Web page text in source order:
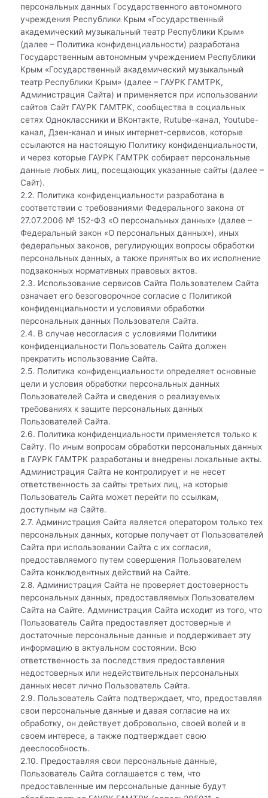
персональных данных Государственного автономного
учреждения Республики Крым «Государственный
академический музыкальный театр Республики Крым»
(далее – Политика конфиденциальности) разработана
Государственным автономным учреждением Республики
Крым «Государственный академический музыкальный
театр Республики Крым» (далее – ГАУРК ГАМТРК,
Администрация Сайта) и применяется при использовании
сайтов Сайт ГАУРК ГАМТРК, сообщества в социальных
сетях Одноклассники и ВКонтакте, Rutube-канал, Youtube-
канал, Дзен-канал и иных интернет-сервисов, которые
ссылаются на настоящую Политику конфиденциальности,
и через которые ГАУРК ГАМТРК собирает персональные
данные любых лиц, посещающих указанные сайты (далее –
Сайт).
2.2. Политика конфиденциальности разработана в
соответствии с требованиями Федерального закона от
27.07.2006 № 152-ФЗ «О персональных данных» (далее –
Федеральный закон «О персональных данных»), иных
федеральных законов, регулирующих вопросы обработки
персональных данных, а также принятых во их исполнение
подзаконных нормативных правовых актов.
2.3. Использование сервисов Сайта Пользователем Сайта
означает его безоговорочное согласие с Политикой
конфиденциальности и условиями обработки
персональных данных Пользователя Сайта.
2.4. В случае несогласия с условиями Политики
конфиденциальности Пользователь Сайта должен
прекратить использование Сайта.
2.5. Политика конфиденциальности определяет основные
цели и условия обработки персональных данных
Пользователей Сайта и сведения о реализуемых
требованиях к защите персональных данных
Пользователей Сайта.
2.6. Политика конфиденциальности применяется только к
Сайту. По иным вопросам обработки персональных данных
в ГАУРК ГАМТРК разработаны и внедрены локальные акты.
Администрация Сайта не контролирует и не несет
ответственность за сайты третьих лиц, на которые
Пользователь Сайта может перейти по ссылкам,
доступным на Сайте.
2.7. Администрация Сайта является оператором только тех
персональных данных, которые получает от Пользователей
Сайта при использовании Сайта с их согласия,
предоставляемого путем совершения Пользователем
Сайта конклюдентных действий на Сайте.
2.8. Администрация Сайта не проверяет достоверность
персональных данных, предоставляемых Пользователем
Сайта на Сайте. Администрация Сайта исходит из того, что
Пользователь Сайта предоставляет достоверные и
достаточные персональные данные и поддерживает эту
информацию в актуальном состоянии. Всю
ответственность за последствия предоставления
недостоверных или недействительных персональных
данных несет лично Пользователь Сайта.
2.9. Пользователь Сайта подтверждает, что, предоставляя
свои персональные данные и давая согласие на их
обработку, он действует добровольно, своей волей и в
своем интересе, а также подтверждает свою
дееспособность.
2.10. Предоставляя свои персональные данные,
Пользователь Сайта соглашается с тем, что
предоставленные им персональные данные будут